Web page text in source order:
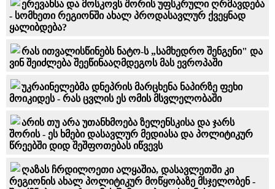
ერევანსა და მოსკოვს შორის უფსკრული ღრმავდება
- სომხეთი რეგიონში ახალ პროდასავლურ ქვეყნად
ყალიბდება?
რას ითვალისწინებს ნატო-ს „სამხედრო შენგენი" და
ვინ შეიძლება შეეწინააღმდეგოს მას ევროპაში
უკრაინელებმა დნეპრის მარცხენა ნაპირზე ფეხი
მოიკიდეს - რას ცვლის ეს ომის მსვლელობაში
არის თუ არა უთანხმოება ზელენსკისა და ჯარს
შორის - ეს ხმები დასავლურ მედიასა და პოლიტიკურ
წრეებში დიდ შეშფოთებას იწვევს
ღაზას ჩრდილოეთი ალყაშია, დასავლეთში კი
რეგიონის ახალ პოლიტიკურ მოწყობაზე მსჯელობენ -